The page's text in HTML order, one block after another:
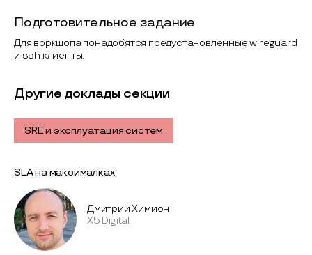
Подготовительное задание
Для воркшопа понадобятся предустановленные wireguard
и ssh клиенты.
Другие доклады секции
SRE и эксплуатация систем
SLA на максималках
Дмитрий Химион
X5 Digital